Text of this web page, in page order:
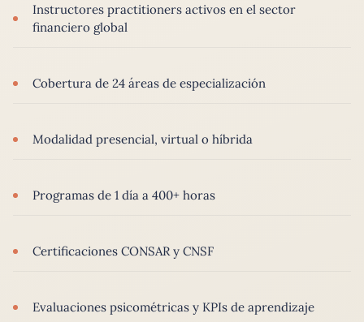
Instructores practitioners activos en el sector
financiero global
Cobertura de 24 áreas de especialización
Modalidad presencial, virtual o híbrida
Programas de 1 día a 400+ horas
Certificaciones CONSAR y CNSF
Evaluaciones psicométricas y KPIs de aprendizaje